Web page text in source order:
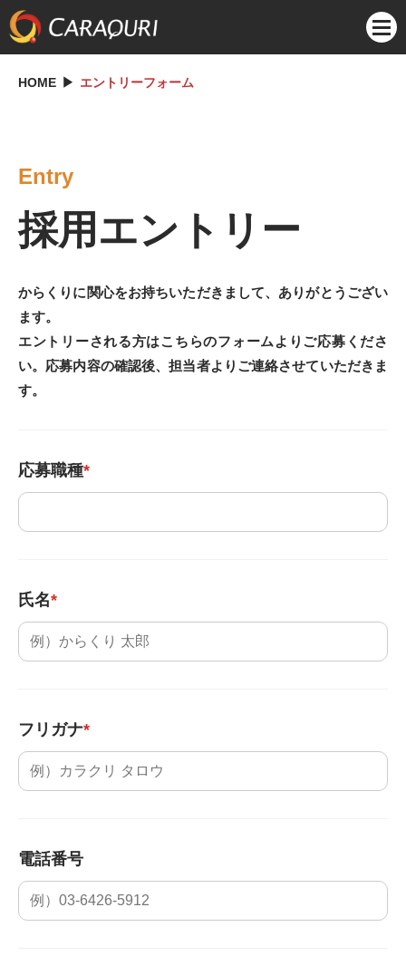
HOME エントリーフォーム
Entry
採用エントリー
からくりに関心をお持ちいただきまして、ありがとうござい
ます。
エントリーされる方はこちらのフォームよりご応募くださ
い。応募内容の確認後、担当者よりご連絡させていただきま
す。
応募職種*
氏名*
フリガナ*
電話番号